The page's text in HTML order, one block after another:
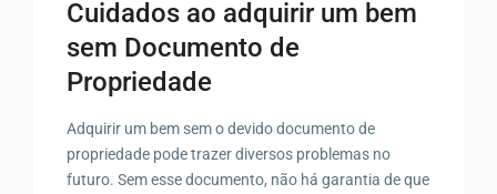
Cuidados ao adquirir um bem
sem Documento de
Propriedade
Adquirir um bem sem o devido documento de
propriedade pode trazer diversos problemas no
futuro. Sem esse documento, não há garantia de que